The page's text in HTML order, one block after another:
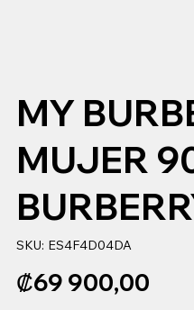
MY
MUJER
SKU: SKU
ES4F4D04DA
ES4F4D04DA
Precio
₡69 900,00